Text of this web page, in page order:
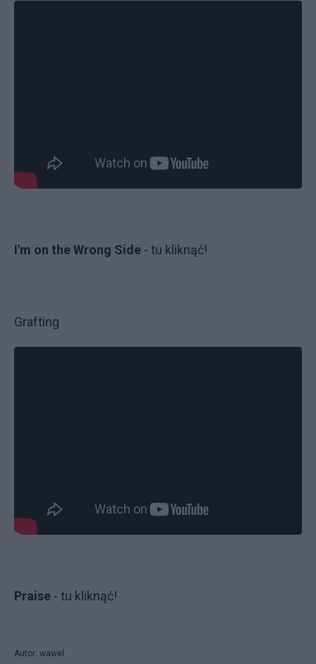
I'm on the Wrong Side - tu kliknąć!
Grafting
Praise - tu kliknąć!
Autor: wawel